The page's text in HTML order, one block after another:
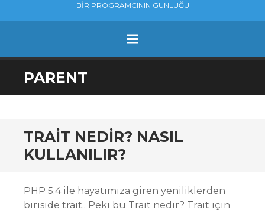
BIR PROGRAMCININ GÜNLÜĞÜ
MENU
SKIP
TO
PARENT
TRAIT NEDIR? NASIL
KULLANILIR?
PHP 5.4 ile hayatımıza giren yeniliklerden
biriside trait.. Peki bu Trait nedir? Trait için